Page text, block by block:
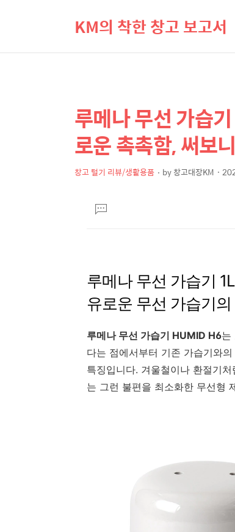
KM의 착한 창고 보고서
상
세
컨
텐
본
문
제
루메나 무선 가습
로운 촉촉함, 써보
창고 털기 리뷰/생활용품 by창고대장KM
댓
글
루메나 무선 가습기
유로운 무선 가습기
루메나 무선 가습기 HUMID H6는
다는 점에서부터 기존 가습기와
특징입니다. 겨울철이나 환절기
는 그런 불편을 최소화한 무선형